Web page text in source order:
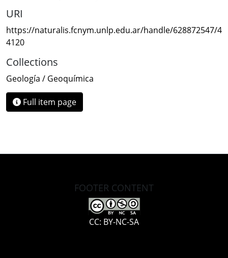
URI
https://naturalis.fcnym.unlp.edu.ar/handle/628872547/4
4120
Collections
Geología / Geoquímica
Full item page
FOOTER CONTENT
CC: BY-NC-SA